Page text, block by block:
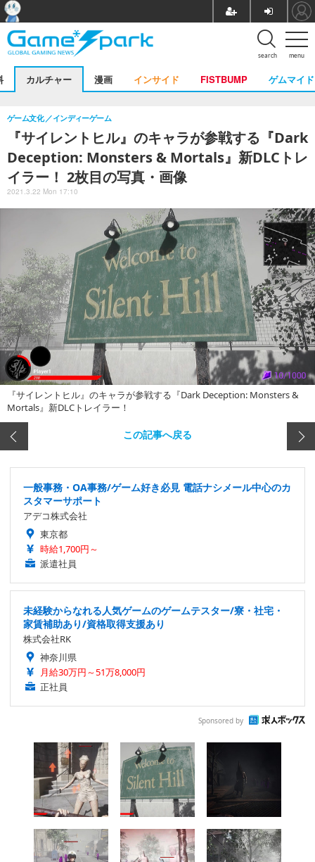
menu
search
カルチャー 漫画 インサイド FISTBUMP ゲムマイド
『サイレントヒル』のキャラが参戦する『Dark
Deception: Monsters & Mortals』新DLCトレ
イラー！ 2枚目の写真・画像
ゲーム文化 インディーゲーム
2021.3.22 Mon 17:10
『サイレントヒル』のキャラが参戦する『Dark Deception: Monsters &
Mortals』新DLCトレイラー！
この記事へ戻る
一般事務・OA事務/ゲーム好き必見 電話ナシメール中心のカ
スタマーサポート
アデコ株式会社
東京都
時給1,700円～
派遣社員
未経験からなれる人気ゲームのゲームテスター/寮・社宅・
家賃補助あり/資格取得支援あり
株式会社RK
神奈川県
月給30万円～51万8,000円
正社員
Sponsored by